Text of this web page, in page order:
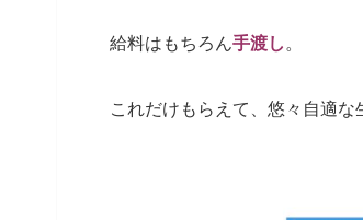
給料はもちろん手渡し 。
これだけもらえて、悠々自適な